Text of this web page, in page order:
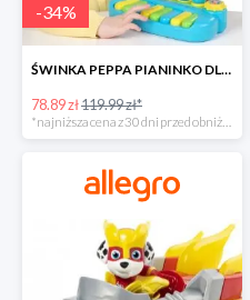
-34%
ŚWINKA PEPPA PIANINKO DLA DZIECI -34%
78.89 zł119.99 zł*